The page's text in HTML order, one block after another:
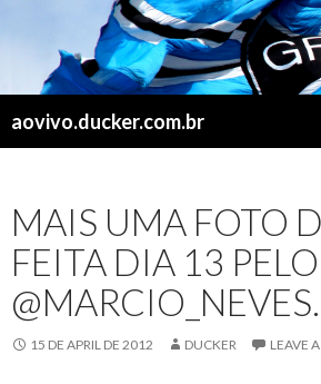
aovivo.ducker.com.br
MAIS UMA FOTO
FEITA DIA 13 PELO
@MARCIO_NEVES.
15 DE APRIL DE 2012 DUCKER LEAVE